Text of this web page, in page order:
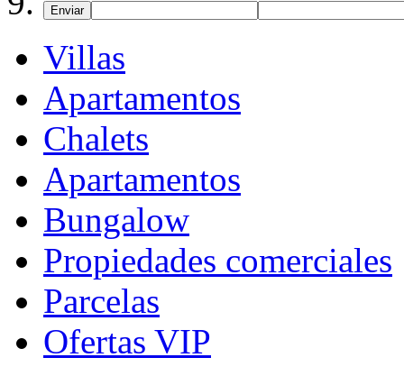
Enviar
Villas
Apartamentos
Chalets
Apartamentos
Bungalow
Propiedades comerciales
Parcelas
Ofertas VIP